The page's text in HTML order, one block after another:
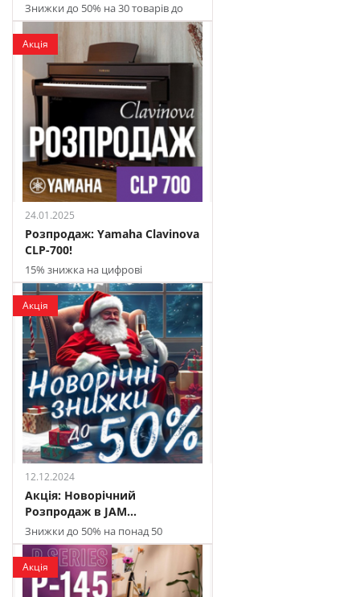
Знижки до 50% на 30 товарів до
повного розпродажу
Акція
24.01.2025
Розпродаж: Yamaha Clavinova
CLP-700!
15% знижка на цифрові
фортепіано до повного продажу
Акція
12.12.2024
Акція: Новорічний
Розпродаж в JAM...
Знижки до 50% на понад 50
товарів
Акція